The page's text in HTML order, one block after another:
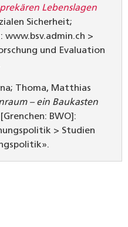
Lebenslagen
Sicherheit;
www.bsv.admin.ch >
und Evaluation
Thoma, Matthias
– ein Baukasten
[Grenchen: BWO]:
> Studien